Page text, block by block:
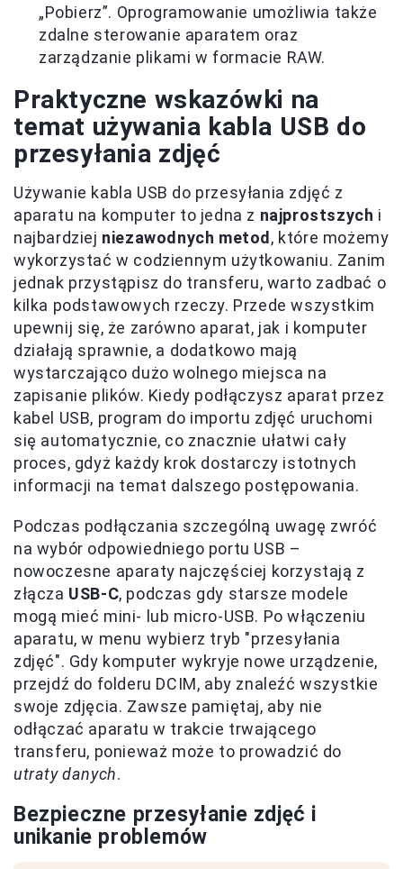
„Pobierz”. Oprogramowanie umożliwia także
zdalne sterowanie aparatem oraz
zarządzanie plikami w formacie RAW.
Praktyczne wskazówki na
temat używania kabla USB do
przesyłania zdjęć
Używanie kabla USB do przesyłania zdjęć z
aparatu na komputer to jedna z najprostszych i
najbardziej niezawodnych metod , które możemy
wykorzystać w codziennym użytkowaniu. Zanim
jednak przystąpisz do transferu, warto zadbać o
kilka podstawowych rzeczy. Przede wszystkim
upewnij się, że zarówno aparat, jak i komputer
działają sprawnie, a dodatkowo mają
wystarczająco dużo wolnego miejsca na
zapisanie plików. Kiedy podłączysz aparat przez
kabel USB, program do importu zdjęć uruchomi
się automatycznie, co znacznie ułatwi cały
proces, gdyż każdy krok dostarczy istotnych
informacji na temat dalszego postępowania.
Podczas podłączania szczególną uwagę zwróć
na wybór odpowiedniego portu USB –
nowoczesne aparaty najczęściej korzystają z
złącza USB-C, podczas gdy starsze modele
mogą mieć mini- lub micro-USB. Po włączeniu
aparatu, w menu wybierz tryb "przesyłania
zdjęć". Gdy komputer wykryje nowe urządzenie,
przejdź do folderu DCIM, aby znaleźć wszystkie
swoje zdjęcia. Zawsze pamiętaj, aby nie
odłączać aparatu w trakcie trwającego
transferu, ponieważ może to prowadzić do
utraty danych.
Bezpieczne przesyłanie zdjęć i
unikanie problemów